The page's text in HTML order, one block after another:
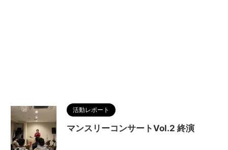
活動レポート
マンスリーコンサートVol.2 終演